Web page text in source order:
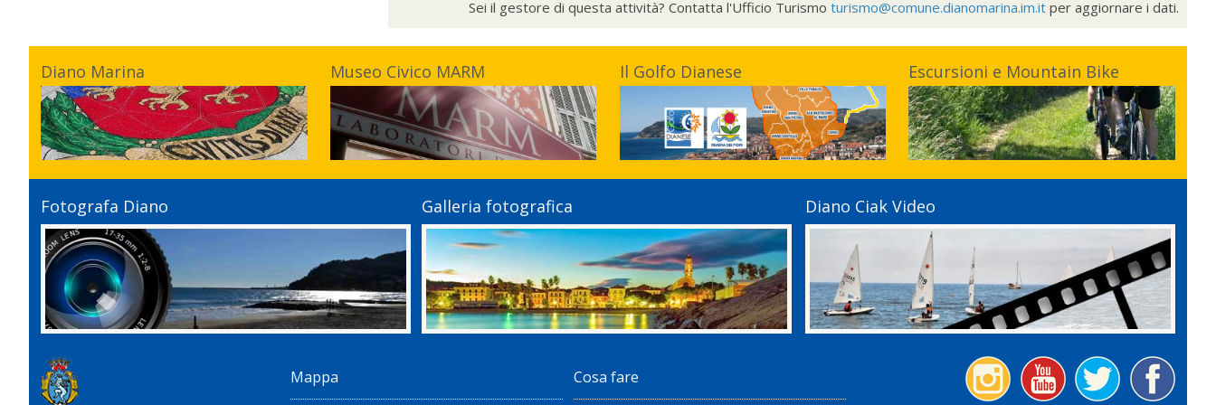
Sei il gestore di questa attività? Contatta l'Ufficio Turismoturismo@comune.dianomarina.im.it per aggiornare i dati.
Diano Marina Museo Civico MARM Il Golfo Dianese Escursioni e Mountain Bike
Fotografa Diano Galleria fotografica Diano Ciak Video
Mappa Cosa fare